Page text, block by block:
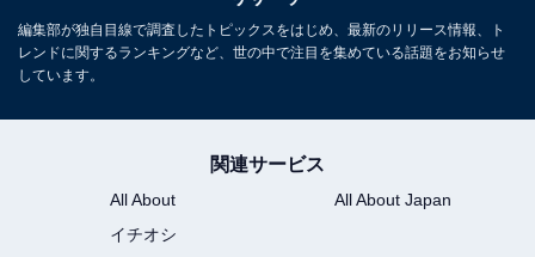
編集部が独自目線で調査したトピックスをはじめ、最新のリリース情報、ト
レンドに関するランキングなど、世の中で注目を集めている話題をお知らせ
しています。
関連サービス
All About
All About Japan
イチオシ